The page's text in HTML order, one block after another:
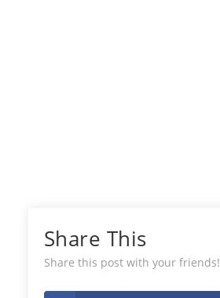
Share This
Share this post with your friends!